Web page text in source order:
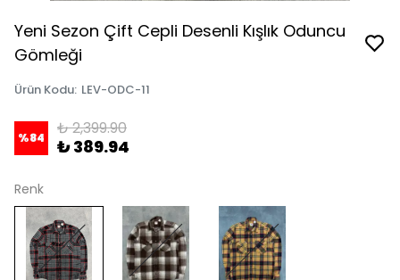
Yeni Sezon Çift Cepli Desenli Kışlık Oduncu
Gömleği
Ürün Kodu: LEV-ODC-11
%84 ₺ 2,399.90
₺ 389.94
Renk